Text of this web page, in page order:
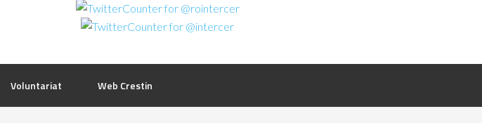
Voluntariat Web Crestin